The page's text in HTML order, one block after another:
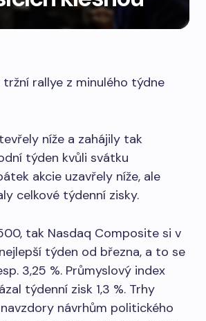
tržní rallye z minulého týdne
níže a zahájily tak
týden kvůli svátku
akcie uzavřely níže, ale
celkové týdenní zisky.
tak Nasdaq Composite si v
týden od března, a to se
3,25 %. Průmyslový index
týdenní zisk 1,3 %. Trhy
návrhům politického